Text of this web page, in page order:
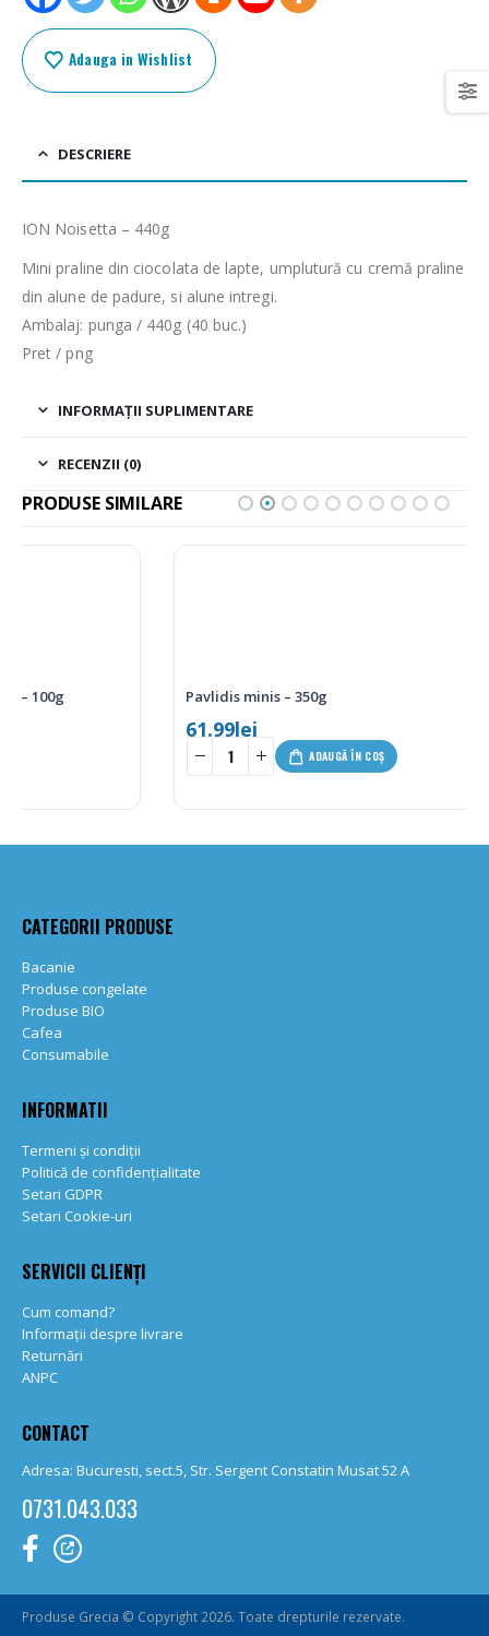
Adauga in Wishlist
DESCRIERE
ION Noisetta – 440g
Mini praline din ciocolata de lapte, umplutură cu cremă praline
din alune de padure, si alune intregi.
Ambalaj: punga / 440g (40 buc.)
Pret / png
INFORMAȚII SUPLIMENTARE
RECENZII (0)
PRODUSE SIMILARE
Pavlidis minis – 350g
ADAUGĂ ÎN COȘ -
CATEGORII PRODUSE
Bacanie
Produse congelate
Produse BIO
Cafea
Consumabile
INFORMATII
Termeni și condiții
Politică de confidențialitate
Setari GDPR
Setari Cookie-uri
SERVICII CLIENȚI
Cum comand?
Informații despre livrare
Returnări
ANPC
CONTACT
Adresa: Bucuresti, sect.5, Str. Sergent Constatin Musat 52 A
0731.043.033
Produse Grecia © Copyright 2026. Toate drepturile rezervate.